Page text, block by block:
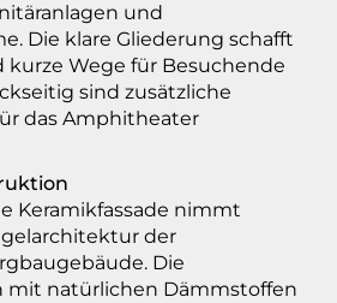
und
Die klare Gliederung schafft
Wege für Besuchende
sind zusätzliche
das Amphitheater
Keramikfassade nimmt
der
Die
mit natürlichen Dämmstoffen